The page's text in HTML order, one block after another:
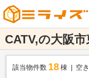
CATV,の大阪
該当物件数 18棟 空